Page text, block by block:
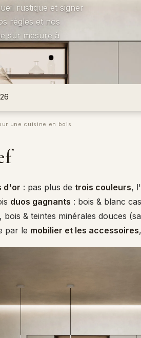
rustique et signer
règles et nos
sur mesure à
une cuisine en bois
d'or : pas plus de trois couleurs,
duos gagnants : bois & blanc
bois & teintes minérales douces
par le mobilier et les accessoires